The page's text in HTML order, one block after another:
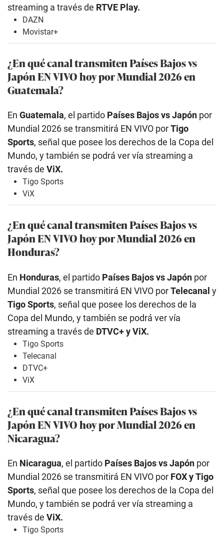
streaming a través de RTVE Play.
DAZN
Movistar+
¿En qué canal transmiten Países Bajos vs
Japón EN VIVO hoy por Mundial 2026 en
Guatemala?
En Guatemala, el partido Países Bajos vs Japón por
Mundial 2026 se transmitirá EN VIVO porTigo
Sports, señal que posee los derechos de la Copa del
Mundo, y también se podrá ver vía streaming a
través de ViX.
Tigo Sports
ViX
¿En qué canal transmiten Países Bajos vs
Japón EN VIVO hoy por Mundial 2026 en
Honduras?
En Honduras, el partido Países Bajos vs Japón por
Mundial 2026 se transmitirá EN VIVO porTelecanal y
Tigo Sports, señal que posee los derechos de la
Copa del Mundo, y también se podrá ver vía
streaming a través de DTVC+ y ViX.
Tigo Sports
Telecanal
DTVC+
ViX
¿En qué canal transmiten Países Bajos vs
Japón EN VIVO hoy por Mundial 2026 en
Nicaragua?
En Nicaragua, el partido Países Bajos vs Japón por
Mundial 2026 se transmitirá EN VIVO por FOX yTigo
Sports, señal que posee los derechos de la Copa del
Mundo, y también se podrá ver vía streaming a
través de ViX.
Tigo Sports